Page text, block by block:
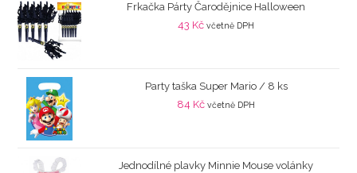
Frkačka Párty Čarodějnice Halloween
43 Kč včetně DPH
Party taška Super Mario / 8 ks
84 Kč včetně DPH
Jednodílné plavky Minnie Mouse volánky